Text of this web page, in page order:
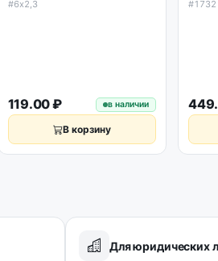
#6х2,3
119.00 ₽ в наличии
В корзину
#1732
Для юридических